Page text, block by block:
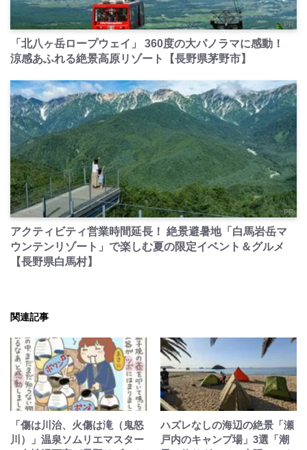
PR
「北八ヶ岳ロープウェイ」 360度の大パノラマに感動！
涼感あふれる絶景高原リゾート【長野県茅野市】
PR
アクティビティ営業時間延長！ 絶景避暑地「白馬岩岳マ
ウンテンリゾート」で楽しむ夏の限定イベント＆グルメ
【長野県白馬村】
関連記事
「傷は川治、火傷は滝（鬼怒
川）」温泉ソムリエマスター
ハズレなしの海辺の絶景「瀬
戸内のキャンプ場」3選「潮